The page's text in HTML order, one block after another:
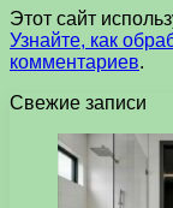
Этот сайт
Узнайте, как
комментариев.
Свежие записи